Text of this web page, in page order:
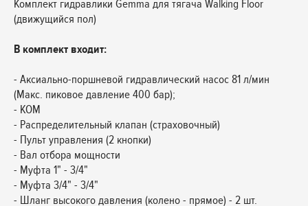
Комплект гидравлики Gemma для тягача Walking Floor
(движущийся пол)
В комплект входит:
- Аксиально-поршневой гидравлический насос 81 л/мин
(Макс. пиковое давление 400 бар);
- КОМ
- Распределительный клапан (страховочный)
- Пульт управления (2 кнопки)
- Вал отбора мощности
- Муфта 1" - 3/4"
- Муфта 3/4" - 3/4"
- Шланг высокого давления (колено - прямое) - 2 шт.